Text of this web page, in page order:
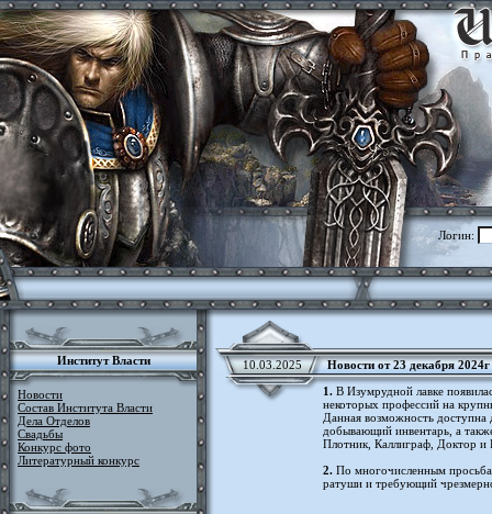
Логин:
Институт Власти
Новости
Состав Института Власти
Дела Отделов
Свадьбы
Конкурс фото
Литературный конкурс
10.03.2025
Новости от 23 декабря 2024г
1. В Изумрудной лавке
некоторых профессий на
Данная возможность доступна
добывающий инвентарь, а
Плотник, Каллиграф, Доктор и
2. По многочисленным
ратуши и требующий